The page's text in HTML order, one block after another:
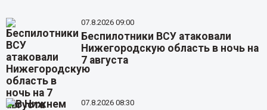
07.8.2026 09:00
Беспилотники ВСУ атаковали
Нижегородскую область в ночь на
7 августа
07.8.2026 08:30